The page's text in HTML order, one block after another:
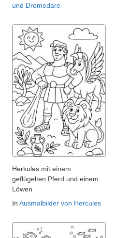
und Dromedare
Herkules mit einem
geflügelten Pferd und einem
Löwen
In Ausmalbilder von Hercules